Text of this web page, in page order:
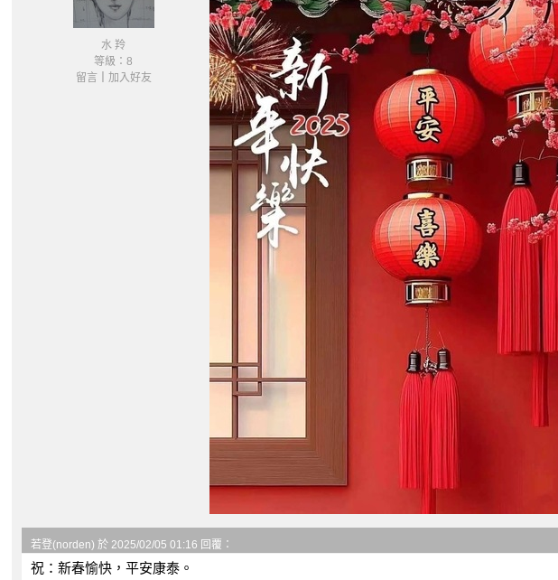
水 羚
等級：8
留言｜ 加入好友
若登(norden) 於 2025/02/05 01:16 回覆：
祝：新春愉快，平安康泰。